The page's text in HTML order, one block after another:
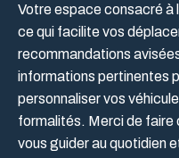
Votre espace consacré à
ce qui facilite vos
recommandations
informations pertinentes
personnaliser vos
formalités. Merci de
vous guider au quotidien